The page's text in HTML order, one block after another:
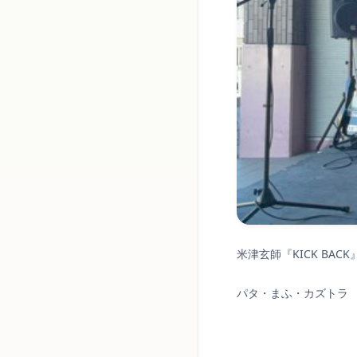
米津玄師『KICK BACK
パタ・まふ・カズトラ